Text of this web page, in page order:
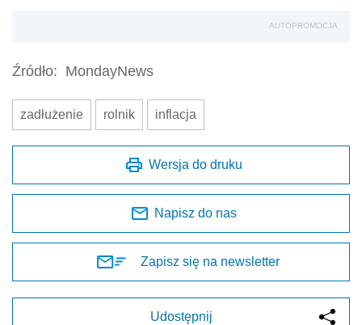
AUTOPROMOCJA
Źródło: MondayNews
zadłużenie rolnik inflacja
Wersja do druku
Napisz do nas
Zapisz się na newsletter
Udostępnij